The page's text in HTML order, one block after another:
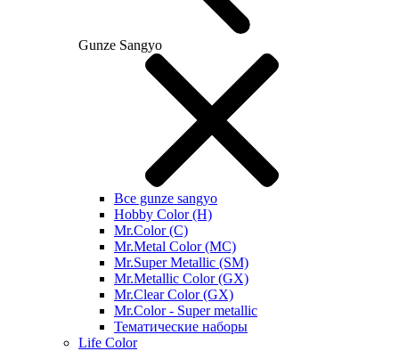
Gunze Sangyo
Все gunze sangyo
Hobby Color (H)
Mr.Color (C)
Mr.Metal Color (MC)
Mr.Super Metallic (SM)
Mr.Metallic Color (GX)
Mr.Clear Color (GX)
Mr.Color - Super metallic
Тематические наборы
Life Color